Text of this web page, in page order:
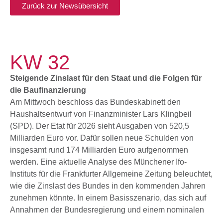
Zurück zur Newsübersicht
KW 32
Steigende Zinslast für den Staat und die Folgen für
die Baufinanzierung
Am Mittwoch beschloss das Bundeskabinett den
Haushaltsentwurf von Finanzminister Lars Klingbeil
(SPD). Der Etat für 2026 sieht Ausgaben von 520,5
Milliarden Euro vor. Dafür sollen neue Schulden von
insgesamt rund 174 Milliarden Euro aufgenommen
werden. Eine aktuelle Analyse des Münchener Ifo-
Instituts für die Frankfurter Allgemeine Zeitung beleuchtet,
wie die Zinslast des Bundes in den kommenden Jahren
zunehmen könnte. In einem Basisszenario, das sich auf
Annahmen der Bundesregierung und einem nominalen